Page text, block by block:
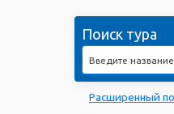
Поиск тура
Введите
Расширенный